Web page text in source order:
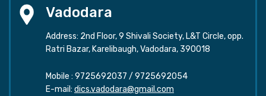
Vadodara
Address: 2nd Floor, 9 Shivali Society, L&T Circle, opp.
Ratri Bazar, Karelibaugh, Vadodara, 390018
Mobile : 9725692037 / 9725692054
E-mail: dics.vadodara@gmail.com